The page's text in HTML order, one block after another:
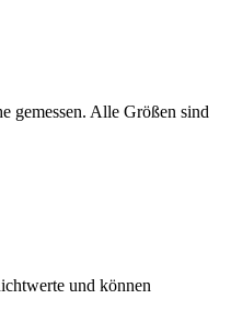
gemessen. Alle Größen sind
und können